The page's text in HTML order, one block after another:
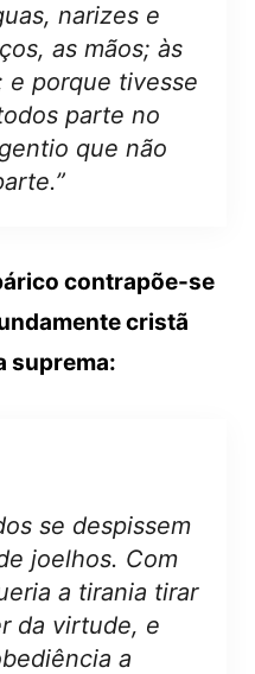
narizes e
as mãos; às
e porque tivesse
parte no
que não
contrapõe-se
cristã
suprema:
se despissem
joelhos. Com
a tirania tirar
da virtude, e
a